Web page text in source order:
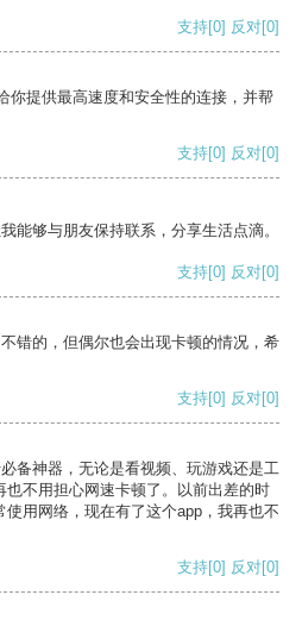
支持[0] 反对[0]
你提供最高速度和安全性的连接，并帮
支持[0] 反对[0]
能够与朋友保持联系，分享生活点滴。
支持[0] 反对[0]
错的，但偶尔也会出现卡顿的情况，希
支持[0] 反对[0]
备神器，无论是看视频、玩游戏还是工
不用担心网速卡顿了。以前出差的时
用网络，现在有了这个app，我再也不
支持[0] 反对[0]